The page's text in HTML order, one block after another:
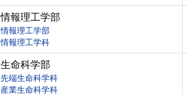
情報理工学部
情報理工学部
情報理工学科
生命科学部
先端生命科学科
産業生命科学科